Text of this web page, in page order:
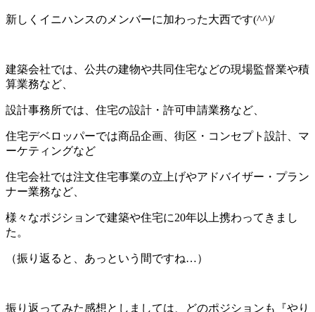
新しくイニハンスのメンバーに加わった大西です(^^)/
建築会社では、公共の建物や共同住宅などの現場監督業や積
算業務など、
設計事務所では、住宅の設計・許可申請業務など、
住宅デベロッパーでは商品企画、街区・コンセプト設計、マ
ーケティングなど
住宅会社では注文住宅事業の立上げやアドバイザー・プラン
ナー業務など、
様々なポジションで建築や住宅に20年以上携わってきまし
た。
（振り返ると、あっという間ですね…）
振り返ってみた感想としましては、どのポジションも『やり